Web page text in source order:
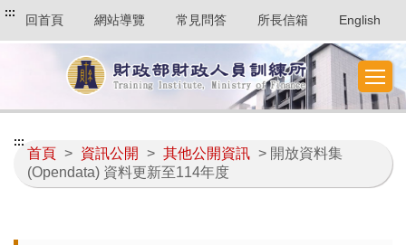
::: 回首頁 網站導覽 常見問答 所長信箱 English
首頁 > 資訊公開 > 其他公開資訊 > 開放資料集
(Opendata) 資料更新至114年度
:::